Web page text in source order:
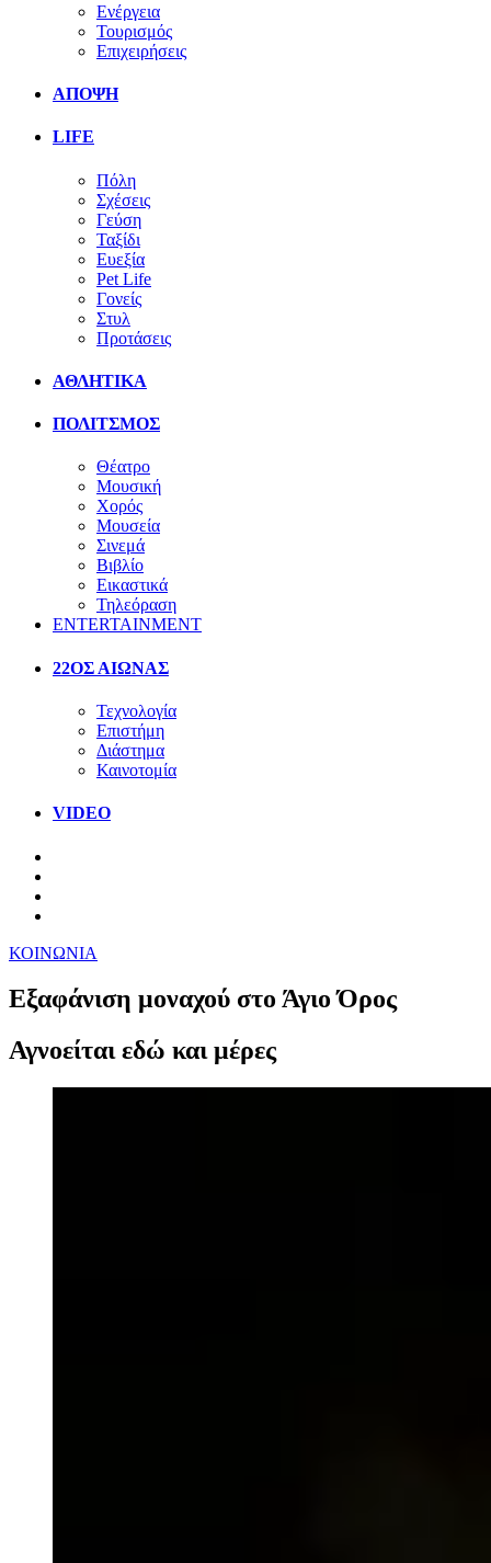
Ενέργεια
Τουρισμός
Επιχειρήσεις
ΑΠΟΨΗ
LIFE
Πόλη
Σχέσεις
Γεύση
Ταξίδι
Ευεξία
Pet Life
Γονείς
Στυλ
Προτάσεις
ΑΘΛΗΤΙΚΑ
ΠΟΛΙΤΣΜΟΣ
Θέατρο
Μουσική
Χορός
Μουσεία
Σινεμά
Βιβλίο
Εικαστικά
Τηλεόραση
ENTERTAINMENT
22ΟΣ ΑΙΩΝΑΣ
Τεχνολογία
Επιστήμη
Διάστημα
Καινοτομία
VIDEO
ΚΟΙΝΩΝΙΑ
Εξαφάνιση μοναχού στο Άγιο Όρος
Αγνοείται εδώ και μέρες